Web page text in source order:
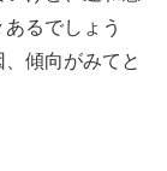
るでしょう
傾向がみてと